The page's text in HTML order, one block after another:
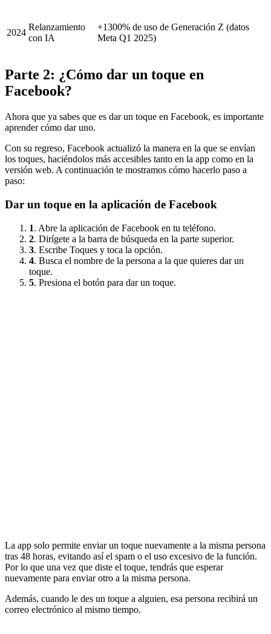
2024
Relanzamiento
con IA
+1300% de uso de Generación Z (datos
Meta Q1 2025)
Parte 2: ¿Cómo dar un toque en
Facebook?
Ahora que ya sabes que es dar un toque en Facebook, es importante
aprender cómo dar uno.
Con su regreso, Facebook actualizó la manera en la que se envían
los toques, haciéndolos más accesibles tanto en la app como en la
versión web. A continuación te mostramos cómo hacerlo paso a
paso:
Dar un toque en la aplicación de Facebook
1. Abre la aplicación de Facebook en tu teléfono.
2. Dirígete a la barra de búsqueda en la parte superior.
3. Escribe Toques y toca la opción.
4. Busca el nombre de la persona a la que quieres dar un
toque.
5. Presiona el botón para dar un toque.
La app solo permite enviar un toque nuevamente a la misma persona
tras 48 horas, evitando así el spam o el uso excesivo de la función.
Por lo que una vez que diste el toque, tendrás que esperar
nuevamente para enviar otro a la misma persona.
Además, cuando le des un toque a alguien, esa persona recibirá un
correo electrónico al mismo tiempo.